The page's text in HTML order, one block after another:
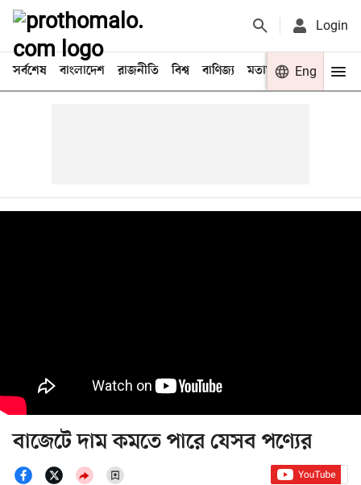
Login
সর্বশেষ বাংলাদেশ রাজনীতি বিশ্ব বাণিজ্য মতামত খেলা
Eng
বাজেটে দাম কমতে পারে যেসব পণ্যের